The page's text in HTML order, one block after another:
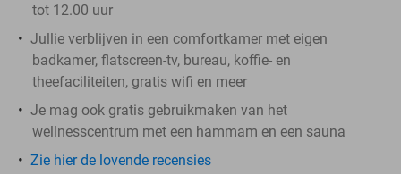
tot 12.00 uur
Jullie verblijven in een comfortkamer met eigen
badkamer, flatscreen-tv, bureau, koffie- en
theefaciliteiten, gratis wifi en meer
Je mag ook gratis gebruikmaken van het
wellnesscentrum met een hammam en een sauna
Zie hier de lovende recensies